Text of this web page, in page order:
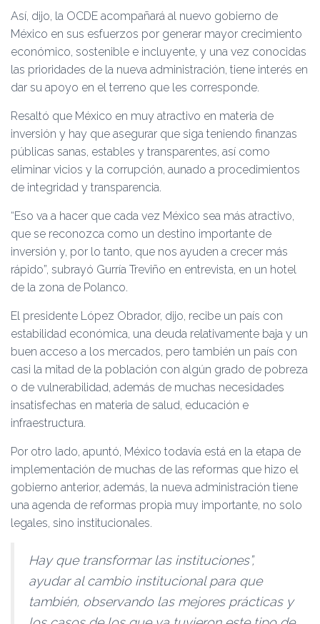
Así, dijo, la OCDE acompañará al nuevo gobierno de
México en sus esfuerzos por generar mayor crecimiento
económico, sostenible e incluyente, y una vez conocidas
las prioridades de la nueva administración, tiene interés en
dar su apoyo en el terreno que les corresponde.
Resaltó que México en muy atractivo en materia de
inversión y hay que asegurar que siga teniendo finanzas
públicas sanas, estables y transparentes, así como
eliminar vicios y la corrupción, aunado a procedimientos
de integridad y transparencia.
“Eso va a hacer que cada vez México sea más atractivo,
que se reconozca como un destino importante de
inversión y, por lo tanto, que nos ayuden a crecer más
rápido”, subrayó Gurría Treviño en entrevista, en un hotel
de la zona de Polanco.
El presidente López Obrador, dijo, recibe un país con
estabilidad económica, una deuda relativamente baja y un
buen acceso a los mercados, pero también un país con
casi la mitad de la población con algún grado de pobreza
o de vulnerabilidad, además de muchas necesidades
insatisfechas en materia de salud, educación e
infraestructura.
Por otro lado, apuntó, México todavía está en la etapa de
implementación de muchas de las reformas que hizo el
gobierno anterior, además, la nueva administración tiene
una agenda de reformas propia muy importante, no solo
legales, sino institucionales.
Hay que transformar las instituciones”,
ayudar al cambio institucional para que
también, observando las mejores prácticas y